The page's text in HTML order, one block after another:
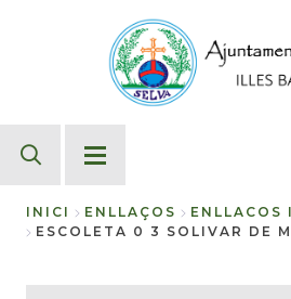
d'Ariadna
INICI ENLLAÇOS
ENLLACOS
ESCOLETA 0 3 SOLIVAR DE